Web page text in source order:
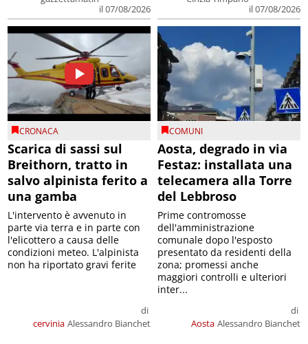
il 07/08/2026
il 07/08/2026
CRONACA
Scarica di sassi sul
Breithorn, tratto in
salvo alpinista ferito a
una gamba
cervinia
di
Alessandro Bianchet
L'intervento è avvenuto in
parte via terra e in parte con
l'elicottero a causa delle
condizioni meteo. L'alpinista
non ha riportato gravi ferite
COMUNI
Aosta, degrado in via
Festaz: installata una
telecamera alla Torre
del Lebbroso
Aosta
di
Alessandro Bianchet
Prime contromosse
dell'amministrazione
comunale dopo l'esposto
presentato da residenti della
zona; promessi anche
maggiori controlli e ulteriori
inter...